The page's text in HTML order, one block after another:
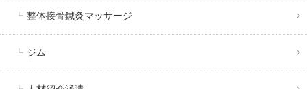
整体接骨鍼灸マッサージ
ジム